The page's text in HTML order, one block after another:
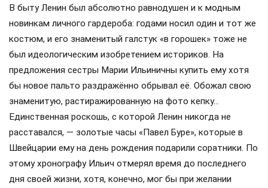
В быту Ленин был абсолютно равнодушен и к модным
новинкам личного гардероба: годами носил один и тот же
костюм, и его знаменитый галстук «в горошек» тоже не
был идеологическим изобретением историков. На
предложения сестры Марии Ильиничны купить ему хотя
бы новое пальто раздражённо обрывал её. Обожал свою
знаменитую, растиражированную на фото кепку…
Единственная роскошь, с которой Ленин никогда не
расставался, — золотые часы «Павел Буре», которые в
Швейцарии ему на день рождения подарили соратники. По
этому хронографу Ильич отмерял время до последнего
дня своей жизни, хотя, конечно, мог бы при желании